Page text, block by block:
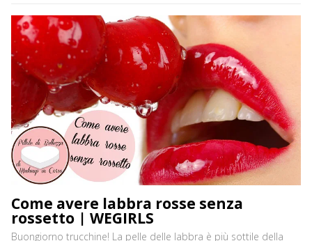
Come avere labbra rosse senza
rossetto | WEGIRLS
Buongiorno trucchine! La pelle delle labbra è più sottile della